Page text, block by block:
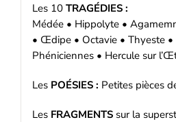
Les 10 TRAGÉDIES :
Médée • Hippolyte •
• Œdipe • Octavie • Thyeste •
Phéniciennes • Hercule sur
Les POÉSIES : Petites pièces
Les FRAGMENTSsur la